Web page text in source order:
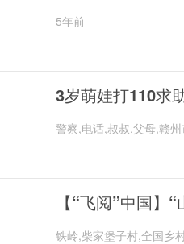
5年前
3岁萌娃打110求
警察,电话,叔叔,父母,赣
【“飞阅”中国】
铁岭,柴家堡子村,全国乡